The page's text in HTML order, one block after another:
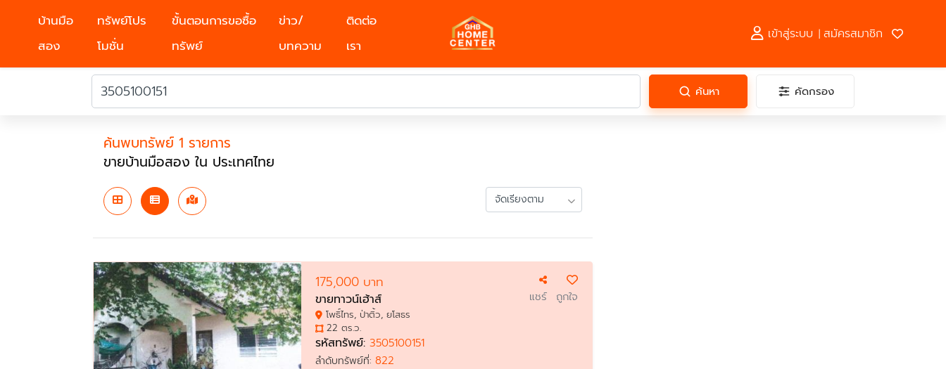
บ้านมือ
สอง
ทรัพย์โปร
โมชั่น
ขั้นตอนการขอซื้อ
ทรัพย์
ข่าว/
บทความ
ติดต่อ
เรา
เข้าสู่ระบบ | สมัครสมาชิก
ค้นหา คัดกรอง
ค้นพบทรัพย์ 1 รายการ
ขายบ้านมือสอง ใน ประเทศไทย
แชร์ ถูกใจ
175,000 บาท
ขายทาวน์เฮ้าส์
โพธิ์ไทร, ป่าติ้ว, ยโสธร
22 ตร.ว.
รหัสทรัพย์: 3505100151
ลำดับทรัพย์ที่: 822